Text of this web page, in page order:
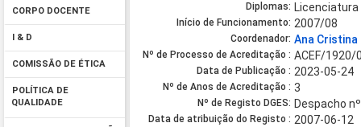
CORPO DOCENTE
I & D
COMISSÃO DE ÉTICA
POLÍTICA DE
QUALIDADE
Diplomas:
Início de Funcionamento: 2007/08
Coordenador: Ana
Nº de Processo de Acreditação : ACEF/1920/
Data de Publicação : 2023-05-24
Nº de Anos de Acreditação : 3
Nº de Registo DGES: Despacho
Data de atribuição do Registo : 2007-06-12